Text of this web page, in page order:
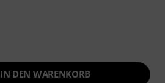
IN DEN WARENKORB